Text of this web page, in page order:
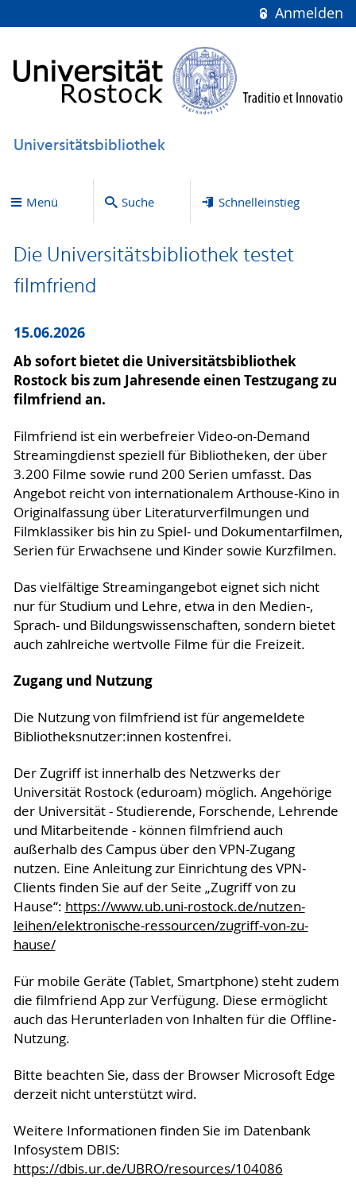
Anmelden
Universitätsbibliothek
Menü Suche Schnelleinstieg
Die Universitätsbibliothek testet
filmfriend
15.06.2026
Ab sofort bietet die Universitätsbibliothek
Rostock bis zum Jahresende einen Testzugang zu
filmfriend an.
Filmfriend ist ein werbefreier Video-on-Demand
Streamingdienst speziell für Bibliotheken, der über
3.200 Filme sowie rund 200 Serien umfasst. Das
Angebot reicht von internationalem Arthouse-Kino in
Originalfassung über Literaturverfilmungen und
Filmklassiker bis hin zu Spiel- und Dokumentarfilmen,
Serien für Erwachsene und Kinder sowie Kurzfilmen.
Das vielfältige Streamingangebot eignet sich nicht
nur für Studium und Lehre, etwa in den Medien-,
Sprach- und Bildungswissenschaften, sondern bietet
auch zahlreiche wertvolle Filme für die Freizeit.
Zugang und Nutzung
Die Nutzung von filmfriend ist für angemeldete
Bibliotheksnutzer:innen kostenfrei.
Der Zugriff ist innerhalb des Netzwerks der
Universität Rostock (eduroam) möglich. Angehörige
der Universität - Studierende, Forschende, Lehrende
und Mitarbeitende - können filmfriend auch
außerhalb des Campus über den VPN-Zugang
nutzen. Eine Anleitung zur Einrichtung des VPN-
Clients finden Sie auf der Seite „Zugriff von zu
Hause“: https://www.ub.uni-rostock.de/nutzen-
leihen/elektronische-ressourcen/zugriff-von-zu-
hause/
Für mobile Geräte (Tablet, Smartphone) steht zudem
die filmfriend App zur Verfügung. Diese ermöglicht
auch das Herunterladen von Inhalten für die Offline-
Nutzung.
Bitte beachten Sie, dass der Browser Microsoft Edge
derzeit nicht unterstützt wird.
Weitere Informationen finden Sie im Datenbank
Infosystem DBIS:
https://dbis.ur.de/UBRO/resources/104086